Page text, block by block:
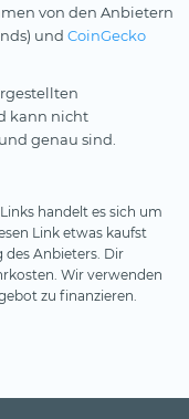
von den Anbietern
und CoinGecko
kann nicht
genau sind.
handelt es sich um
Link etwas kaufst
des Anbieters. Dir
Wir verwenden
zu finanzieren.